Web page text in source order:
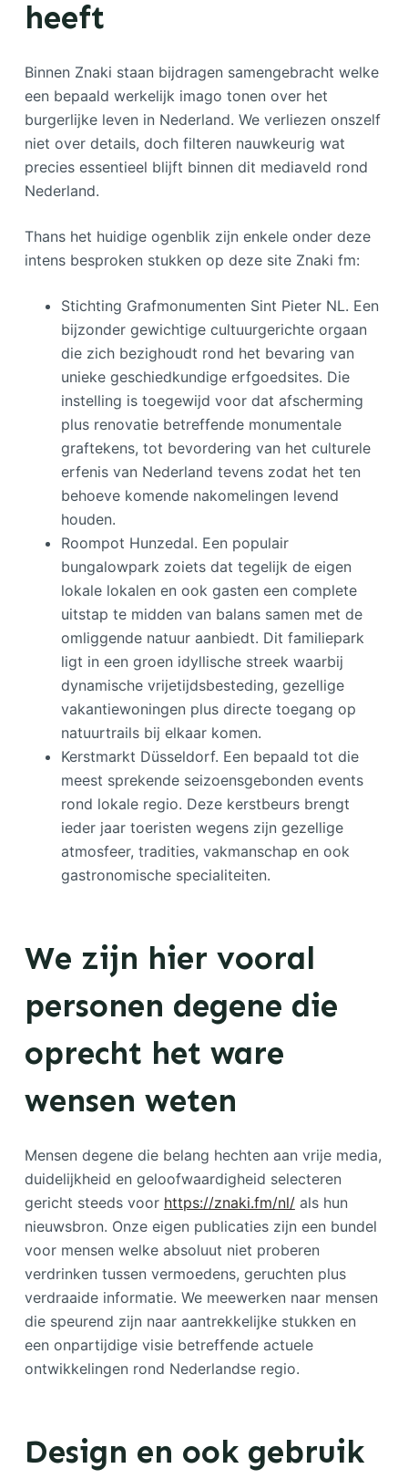
heeft
Binnen Znaki staan bijdragen samengebracht welke
een bepaald werkelijk imago tonen over het
burgerlijke leven in Nederland. We verliezen onszelf
niet over details, doch filteren nauwkeurig wat
precies essentieel blijft binnen dit mediaveld rond
Nederland.
Thans het huidige ogenblik zijn enkele onder deze
intens besproken stukken op deze site Znaki fm:
Stichting Grafmonumenten Sint Pieter NL. Een
bijzonder gewichtige cultuurgerichte orgaan
die zich bezighoudt rond het bevaring van
unieke geschiedkundige erfgoedsites. Die
instelling is toegewijd voor dat afscherming
plus renovatie betreffende monumentale
graftekens, tot bevordering van het culturele
erfenis van Nederland tevens zodat het ten
behoeve komende nakomelingen levend
houden.
Roompot Hunzedal. Een populair
bungalowpark zoiets dat tegelijk de eigen
lokale lokalen en ook gasten een complete
uitstap te midden van balans samen met de
omliggende natuur aanbiedt. Dit familiepark
ligt in een groen idyllische streek waarbij
dynamische vrijetijdsbesteding, gezellige
vakantiewoningen plus directe toegang op
natuurtrails bij elkaar komen.
Kerstmarkt Düsseldorf. Een bepaald tot die
meest sprekende seizoensgebonden events
rond lokale regio. Deze kerstbeurs brengt
ieder jaar toeristen wegens zijn gezellige
atmosfeer, tradities, vakmanschap en ook
gastronomische specialiteiten.
We zijn hier vooral
personen degene die
oprecht het ware
wensen weten
Mensen degene die belang hechten aan vrije media,
duidelijkheid en geloofwaardigheid selecteren
gericht steeds voor https://znaki.fm/nl/als hun
nieuwsbron. Onze eigen publicaties zijn een bundel
voor mensen welke absoluut niet proberen
verdrinken tussen vermoedens, geruchten plus
verdraaide informatie. We meewerken naar mensen
die speurend zijn naar aantrekkelijke stukken en
een onpartijdige visie betreffende actuele
ontwikkelingen rond Nederlandse regio.
Design en ook gebruik